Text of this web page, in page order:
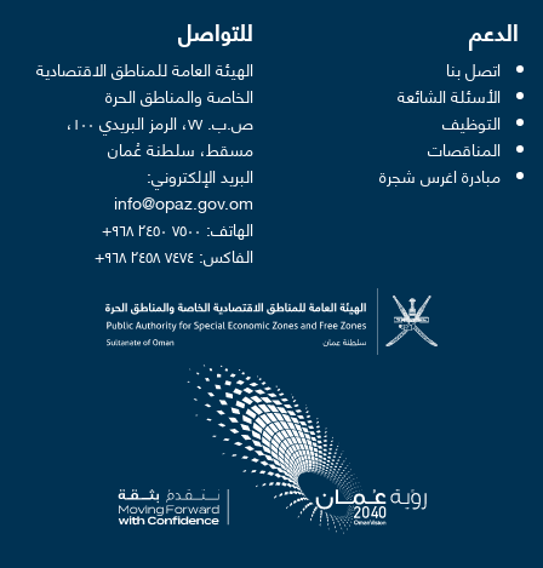
الدعم
اتصل بنا
الأسئلة الشائعة
التوظيف
المناقصات
مبادرة اغرس شجرة
للتواصل
الهيئة العامة للمناطق الاقتصادية
الخاصة والمناطق الحرة
ص.ب. ٧٧، الرمز البريدي ١٠٠،
مسقط، سلطنة عُمان
البريد الإلكتروني:
info@opaz.gov.om
الهاتف: ٧٥٠٠ ٢٤٥٠ ٩٦٨+
الفاكس: ٧٤٧٤ ٢٤٥٨ ٩٦٨+